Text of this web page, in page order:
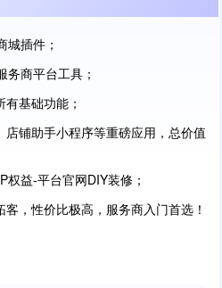
城插件；
务商平台工具；
有基础功能；
店铺助手小程序等重磅应用，总价值
权益-平台官网DIY装修；
客，性价比极高，服务商入门首选！